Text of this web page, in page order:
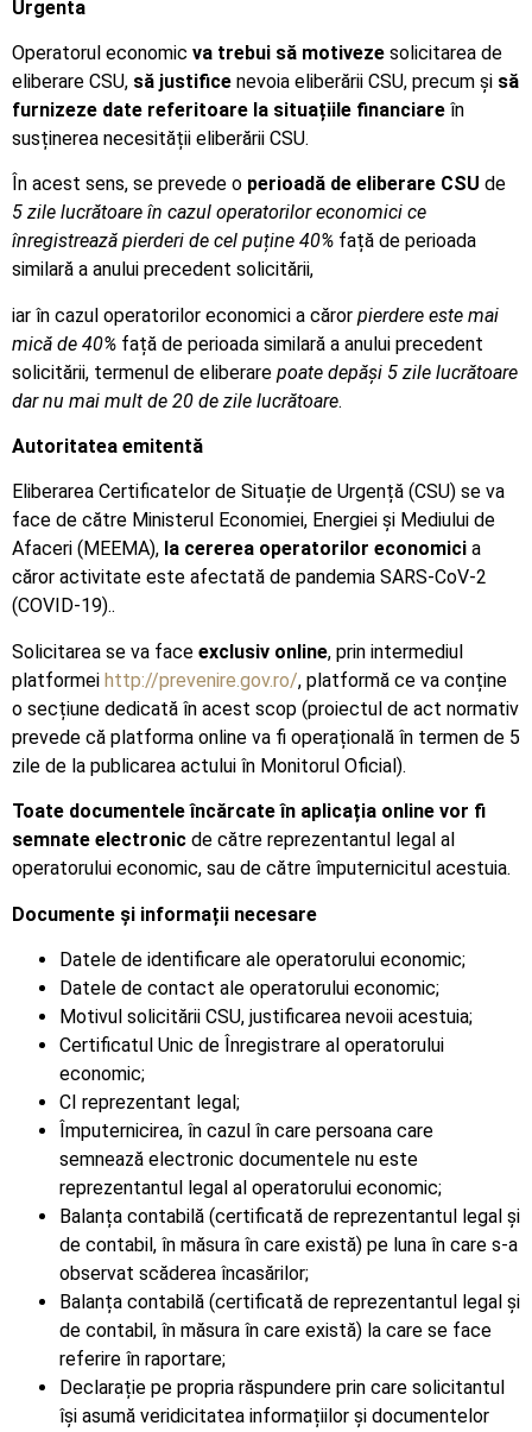
Urgenta
Operatorul economic va trebui să motiveze solicitarea de
eliberare CSU, să justifice nevoia eliberării CSU, precum și să
furnizeze date referitoare la situațiile financiare în
susținerea necesității eliberării CSU.
În acest sens, se prevede o perioadă de eliberare CSU de
5 zile lucrătoare în cazul operatorilor economici ce
înregistrează pierderi de cel puține 40% față de perioada
similară a anului precedent solicitării,
iar în cazul operatorilor economici a căror pierdere este mai
mică de 40% față de perioada similară a anului precedent
solicitării, termenul de eliberare poate depăși 5 zile lucrătoare
dar nu mai mult de 20 de zile lucrătoare.
Autoritatea emitentă
Eliberarea Certificatelor de Situație de Urgență (CSU) se va
face de către Ministerul Economiei, Energiei și Mediului de
Afaceri (MEEMA), la cererea operatorilor economici a
căror activitate este afectată de pandemia SARS-CoV-2
(COVID-19)..
Solicitarea se va face exclusiv online, prin intermediul
platformei http://prevenire.gov.ro/, platformă ce va conține
o secțiune dedicată în acest scop (proiectul de act normativ
prevede că platforma online va fi operațională în termen de 5
zile de la publicarea actului în Monitorul Oficial).
Toate documentele încărcate în aplicația online vor fi
semnate electronic de către reprezentantul legal al
operatorului economic, sau de către împuternicitul acestuia.
Documente și informații necesare
Datele de identificare ale operatorului economic;
Datele de contact ale operatorului economic;
Motivul solicitării CSU, justificarea nevoii acestuia;
Certificatul Unic de Înregistrare al operatorului
economic;
CI reprezentant legal;
Împuternicirea, în cazul în care persoana care
semnează electronic documentele nu este
reprezentantul legal al operatorului economic;
Balanța contabilă (certificată de reprezentantul legal și
de contabil, în măsura în care există) pe luna în care s-a
observat scăderea încasărilor;
Balanța contabilă (certificată de reprezentantul legal și
de contabil, în măsura în care există) la care se face
referire în raportare;
Declarație pe propria răspundere prin care solicitantul
își asumă veridicitatea informațiilor și documentelor